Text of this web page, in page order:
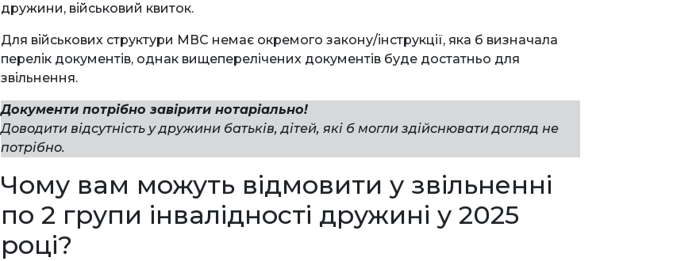
дружини, військовий квиток.
Для військових структури МВС немає окремого закону/інструкції, яка б визначала
перелік документів, однак вищеперелічених документів буде достатньо для
звільнення.
Документи потрібно завірити нотаріально!
Доводити відсутність у дружини батьків, дітей, які б могли здійснювати догляд не
потрібно.
Чому вам можуть відмовити у звільненні
по 2 групи інвалідності дружині у 2025
році?